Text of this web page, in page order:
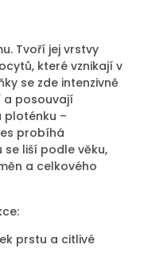
Tvoří jej vrstvy
které vznikají v
se zde intenzivně
a posouvají
ploténku –
probíhá
liší podle věku,
a celkového
prstu a citlivé